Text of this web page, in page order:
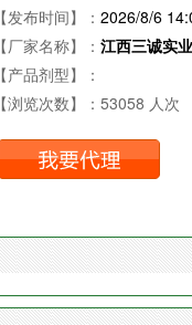
【发布时间】： 2026/8/6
【厂家名称】： 江西三诚实
【产品剂型】：
【浏览次数】：53058 人次